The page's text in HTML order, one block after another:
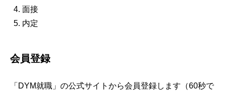
面接
内定
会員登録
「DYM就職」の公式サイトから会員登録します（60秒で